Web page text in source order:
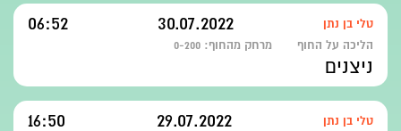
טלי בן נתן 30.07.2022
06:52
הליכה על החוף מרחק מהחוף: 0-200
ניצנים
טלי בן נתן 29.07.2022
16:50